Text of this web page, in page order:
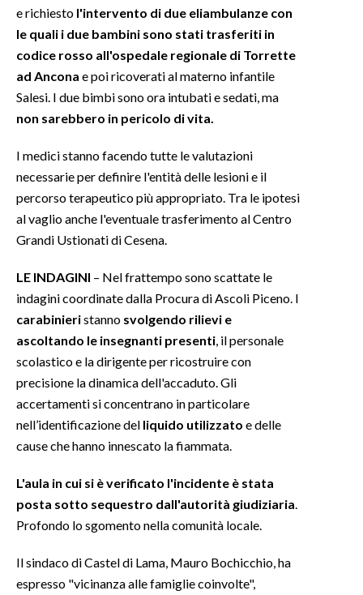
INSULARITÀ
INFO AZIENDE
ABBONATI
PUBBLICITÀ
SPIAGGE
STORE
e richiesto l'intervento di due eliambulanze con
le quali i due bambini sono stati trasferiti in
codice rosso all'ospedale regionale di Torrette
ad Ancona e poi ricoverati al materno infantile
Salesi. I due bimbi sono ora intubati e sedati, ma
non sarebbero in pericolo di vita.
I medici stanno facendo tutte le valutazioni
necessarie per definire l'entità delle lesioni e il
percorso terapeutico più appropriato. Tra le ipotesi
al vaglio anche l'eventuale trasferimento al Centro
Grandi Ustionati di Cesena.
LE INDAGINI – Nel frattempo sono scattate le
indagini coordinate dalla Procura di Ascoli Piceno. I
carabinieristanno svolgendo rilievi e
ascoltando le insegnanti presenti , il personale
scolastico e la dirigente per ricostruire con
precisione la dinamica dell'accaduto. Gli
accertamenti si concentrano in particolare
nell’identificazione del liquido utilizzato e delle
cause che hanno innescato la fiammata.
L'aula in cui si è verificato l'incidente è stata
posta sotto sequestro dall'autorità giudiziaria
Profondo lo sgomento nella comunità locale.
Il sindaco di Castel di Lama, Mauro Bochicchio, ha
espresso "vicinanza alle famiglie coinvolte",